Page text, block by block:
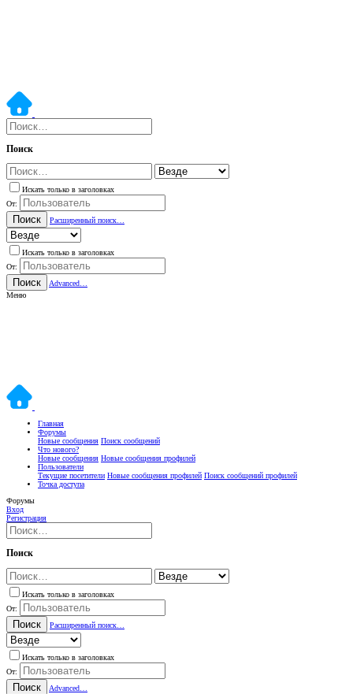
Поиск
Искать только в заголовках
От:
Поиск Расширенный поиск…
Искать только в заголовках
От:
Поиск
Advanced…
Меню
Главная
Форумы
Новые сообщения Поиск сообщений
Что нового?
Новые сообщения Новые сообщения профилей
Пользователи
Текущие посетители Новые сообщения профилей Поиск сообщений профилей
Точка доступа
Форумы
Вход
Регистрация
Поиск
Искать только в заголовках
От:
Поиск Расширенный поиск…
Искать только в заголовках
От:
Поиск
Advanced…